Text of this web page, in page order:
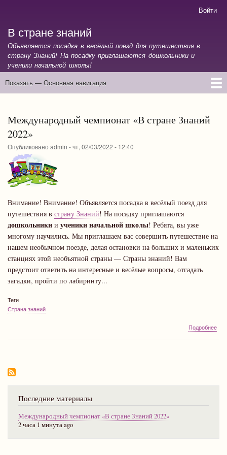
учётной
записи
пользователя
Войти
В стране знаний
Объявляется посадка в весёлый поезд для путешествия в
страну Знаний! На посадку приглашаются дошкольники и
ученики начальной школы!
Основная
Показать — Основная навигация
Международный чемпионат «В стране Знаний
2022»
Опубликовано admin -чт, 02/03/2022 - 12:40
Внимание! Внимание! Объявляется посадка в весёлый поезд для
путешествия в страну Знаний! На посадку приглашаются
дошкольники и ученики начальной школы! Ребята, вы уже
многому научились. Мы приглашаем вас совершить путешествие на
нашем необычном поезде, делая остановки на больших и маленьких
станциях этой необъятной страны — Страны знаний! Вам
предстоит ответить на интересные и весёлые вопросы, отгадать
загадки, пройти по лабиринту...
Теги
Страна знаний
Подробнеео
Последние материалы
Международный чемпионат «В стране Знаний 2022»
2 часа 1 минута ago